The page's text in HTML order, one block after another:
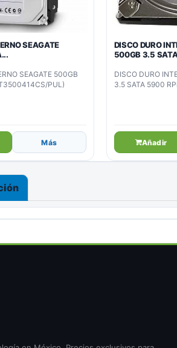
SEAGATE
SEAGATE 500GB
PUL)
Más
DISCO DURO
500GB 3.5
DISCO DURO
3.5 SATA 5900
Añadir